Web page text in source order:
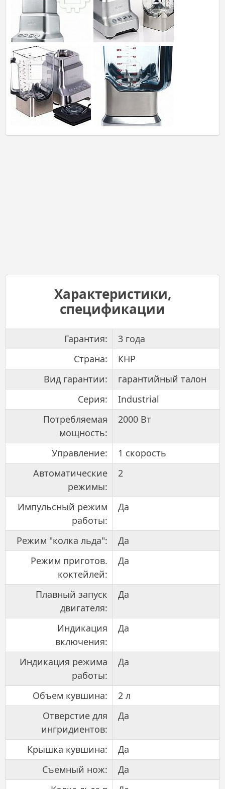
Характеристики,
спецификации
Гарантия:
3 года
Страна:
КНР
Вид гарантии:
гарантийный талон
Серия:
Industrial
Потребляемая
мощность:
2000 Вт
Управление:
1 скорость
Автоматические
режимы:
2
Импульсный режим
работы:
Да
Режим "колка льда":
Да
Режим приготов.
коктейлей:
Да
Плавный запуск
двигателя:
Да
Индикация
включения:
Да
Индикация режима
работы:
Да
Объем кувшина:
2 л
Отверстие для
ингридиентов:
Да
Крышка кувшина:
Да
Съемный нож:
Да